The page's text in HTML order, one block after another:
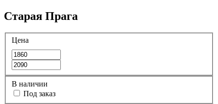
Старая Прага
Цена
В наличии
Под заказ